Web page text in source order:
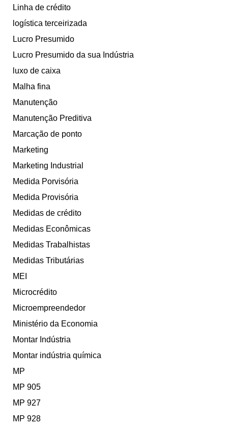
Linha de crédito
logística terceirizada
Lucro Presumido
Lucro Presumido da sua Indústria
luxo de caixa
Malha fina
Manutenção
Manutenção Preditiva
Marcação de ponto
Marketing
Marketing Industrial
Medida Porvisória
Medida Provisória
Medidas de crédito
Medidas Econômicas
Medidas Trabalhistas
Medidas Tributárias
MEI
Microcrédito
Microempreendedor
Ministério da Economia
Montar Indústria
Montar indústria química
MP
MP 905
MP 927
MP 928